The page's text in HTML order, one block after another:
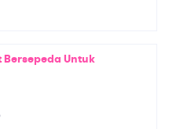
Untuk